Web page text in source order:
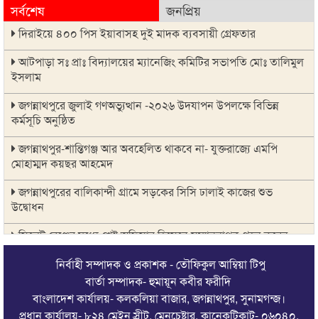
সর্বশেষ জনপ্রিয়
দিরাইয়ে ৪০০ পিস ইয়াবাসহ দুই মাদক ব্যবসায়ী গ্রেফতার
আটপাড়া সঃ প্রাঃ বিদ্যালয়ের ম্যানেজিং কমিটির সভাপতি মোঃ তালিমুল
ইসলাম
জগন্নাথপুরে জুলাই গণঅভ্যুত্থান -২০২৬ উদযাপন উপলক্ষে বিভিন্ন
কর্মসূচি অনুষ্ঠিত
জগন্নাথপুর-শান্তিগঞ্জ আর অবহেলিত থাকবে না- যুক্তরাজ্যে এমপি
মোহাম্মদ কয়ছর আহমেদ
জগন্নাথপুরের বালিকান্দী গ্রামে সড়কের সিসি ঢালাই কাজের শুভ
উদ্বোধন
সিলেট রেঞ্জের মধ্যে শ্রেষ্ট অফিসার হিসেবে সম্মাননাপত্র গ্রহন করেন
দিরাই থানার ওসি মোঃ আমিনুল ইসলাম
জগন্নাথপুরে সানোয়ার হাসান সুনুকে নিয়ে কুরুচিপূর্ণ মন্তব্যের নিন্দা পৌর
বিএনপির
নির্বাহী সম্পাদক ও প্রকাশক - তৌফিকুল আম্বিয়া টিপু
বার্তা সম্পাদক- হুমায়ূন কবীর ফরীদি
বাংলাদেশ কার্যালয়- কলকলিয়া বাজার, জগন্নাথপুর, সুনামগন্জ।
প্রধান কার্যালয়- ৮২৪ মেইন স্রীট, মেনচেষ্টার, কানেকটিকাট- ০৬০৪০,